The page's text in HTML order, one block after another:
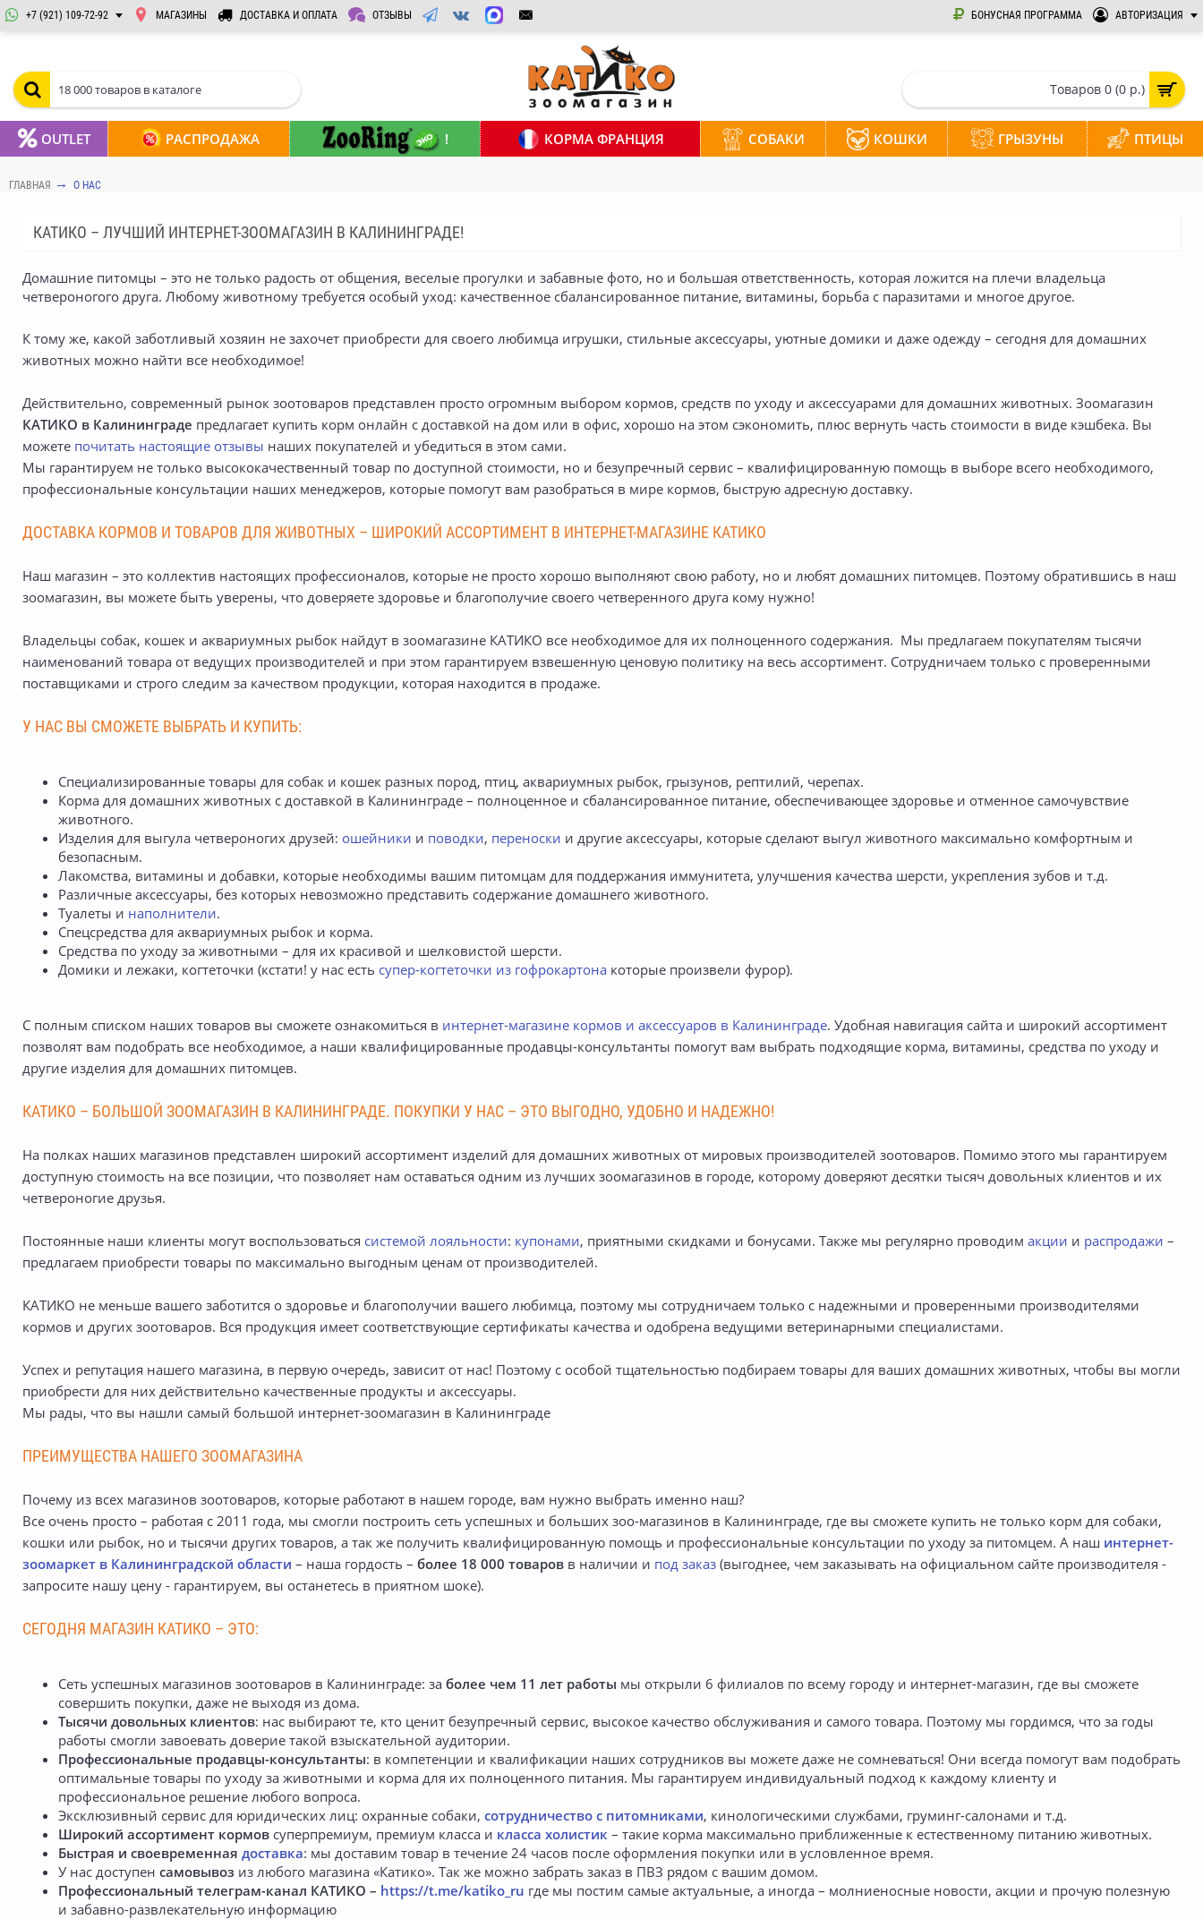
+7 (921) 109-72-92 МАГАЗИНЫ ДОСТАВКА И ОПЛАТА ОТЗЫВЫ БОНУСНАЯ ПРОГРАММА АВТОРИЗАЦИЯ
Товаров 0 (0 р.)
OUTLET РАСПРОДАЖА ! КОРМА ФРАНЦИЯ СОБАКИ КОШКИ ГРЫЗУНЫ ПТИЦЫ
ГЛАВНАЯ О НАС
КАТИКО – ЛУЧШИЙ ИНТЕРНЕТ-ЗООМАГАЗИН В КАЛИНИНГРАДЕ!
Домашние питомцы – это не только радость от общения, веселые прогулки и забавные фото, но и большая ответственность, которая ложится на плечи владельца
четвероногого друга. Любому животному требуется особый уход: качественное сбалансированное питание, витамины, борьба с паразитами и многое другое.
К тому же, какой заботливый хозяин не захочет приобрести для своего любимца игрушки, стильные аксессуары, уютные домики и даже одежду – сегодня для домашних
животных можно найти все необходимое!
Действительно, современный рынок зоотоваров представлен просто огромным выбором кормов, средств по уходу и аксессуарами для домашних животных. Зоомагазин
КАТИКО в Калининграде предлагает купить корм онлайн с доставкой на дом или в офис, хорошо на этом сэкономить, плюс вернуть часть стоимости в виде кэшбека. Вы
можете почитать настоящие отзывы наших покупателей и убедиться в этом сами.
Мы гарантируем не только высококачественный товар по доступной стоимости, но и безупречный сервис – квалифицированную помощь в выборе всего необходимого,
профессиональные консультации наших менеджеров, которые помогут вам разобраться в мире кормов, быструю адресную доставку.
ДОСТАВКА КОРМОВ И ТОВАРОВ ДЛЯ ЖИВОТНЫХ – ШИРОКИЙ АССОРТИМЕНТ В ИНТЕРНЕТ-МАГАЗИНЕ КАТИКО
Наш магазин – это коллектив настоящих профессионалов, которые не просто хорошо выполняют свою работу, но и любят домашних питомцев. Поэтому обратившись в наш
зоомагазин, вы можете быть уверены, что доверяете здоровье и благополучие своего четверенного друга кому нужно!
Владельцы собак, кошек и аквариумных рыбок найдут в зоомагазине КАТИКО все необходимое для их полноценного содержания. Мы предлагаем покупателям тысячи
наименований товара от ведущих производителей и при этом гарантируем взвешенную ценовую политику на весь ассортимент. Сотрудничаем только с проверенными
поставщиками и строго следим за качеством продукции, которая находится в продаже.
У НАС ВЫ СМОЖЕТЕ ВЫБРАТЬ И КУПИТЬ:
Специализированные товары для собак и кошек разных пород, птиц, аквариумных рыбок, грызунов, рептилий, черепах.
Корма для домашних животных с доставкой в Калининграде – полноценное и сбалансированное питание, обеспечивающее здоровье и отменное самочувствие
животного.
Изделия для выгула четвероногих друзей: ошейники и поводки, переноски и другие аксессуары, которые сделают выгул животного максимально комфортным и
безопасным.
Лакомства, витамины и добавки, которые необходимы вашим питомцам для поддержания иммунитета, улучшения качества шерсти, укрепления зубов и т.д.
Различные аксессуары, без которых невозможно представить содержание домашнего животного.
Туалеты и наполнители.
Спецсредства для аквариумных рыбок и корма.
Средства по уходу за животными – для их красивой и шелковистой шерсти.
Домики и лежаки, когтеточки (кстати! у нас есть супер-когтеточки из гофрокартона которые произвели фурор).
С полным списком наших товаров вы сможете ознакомиться в интернет-магазине кормов и аксессуаров в Калининграде. Удобная навигация сайта и широкий ассортимент
позволят вам подобрать все необходимое, а наши квалифицированные продавцы-консультанты помогут вам выбрать подходящие корма, витамины, средства по уходу и
другие изделия для домашних питомцев.
КАТИКО – БОЛЬШОЙ ЗООМАГАЗИН В КАЛИНИНГРАДЕ. ПОКУПКИ У НАС – ЭТО ВЫГОДНО, УДОБНО И НАДЕЖНО!
На полках наших магазинов представлен широкий ассортимент изделий для домашних животных от мировых производителей зоотоваров. Помимо этого мы гарантируем
доступную стоимость на все позиции, что позволяет нам оставаться одним из лучших зоомагазинов в городе, которому доверяют десятки тысяч довольных клиентов и их
четвероногие друзья.
Постоянные наши клиенты могут воспользоваться системой лояльности: купонами, приятными скидками и бонусами. Также мы регулярно проводим акции и распродажи –
предлагаем приобрести товары по максимально выгодным ценам от производителей.
КАТИКО не меньше вашего заботится о здоровье и благополучии вашего любимца, поэтому мы сотрудничаем только с надежными и проверенными производителями
кормов и других зоотоваров. Вся продукция имеет соответствующие сертификаты качества и одобрена ведущими ветеринарными специалистами.
Успех и репутация нашего магазина, в первую очередь, зависит от нас! Поэтому с особой тщательностью подбираем товары для ваших домашних животных, чтобы вы могли
приобрести для них действительно качественные продукты и аксессуары.
Мы рады, что вы нашли самый большой интернет-зоомагазин в Калининграде
ПРЕИМУЩЕСТВА НАШЕГО ЗООМАГАЗИНА
Почему из всех магазинов зоотоваров, которые работают в нашем городе, вам нужно выбрать именно наш?
Все очень просто – работая с 2011 года, мы смогли построить сеть успешных и больших зоо-магазинов в Калининграде, где вы сможете купить не только корм для собаки,
кошки или рыбок, но и тысячи других товаров, а так же получить квалифицированную помощь и профессиональные консультации по уходу за питомцем. А наш интернет-
зоомаркет в Калининградской области – наша гордость – более 18 000 товаров в наличии и под заказ (выгоднее, чем заказывать на официальном сайте производителя -
запросите нашу цену - гарантируем, вы останетесь в приятном шоке).
СЕГОДНЯ МАГАЗИН КАТИКО – ЭТО:
Сеть успешных магазинов зоотоваров в Калининграде: за более чем 11 лет работы мы открыли 6 филиалов по всему городу и интернет-магазин, где вы сможете
совершить покупки, даже не выходя из дома.
Тысячи довольных клиентов: нас выбирают те, кто ценит безупречный сервис, высокое качество обслуживания и самого товара. Поэтому мы гордимся, что за годы
работы смогли завоевать доверие такой взыскательной аудитории.
Профессиональные продавцы-консультанты: в компетенции и квалификации наших сотрудников вы можете даже не сомневаться! Они всегда помогут вам подобрать
оптимальные товары по уходу за животными и корма для их полноценного питания. Мы гарантируем индивидуальный подход к каждому клиенту и
профессиональное решение любого вопроса.
Эксклюзивный сервис для юридических лиц: охранные собаки, сотрудничество с питомниками, кинологическими службами, груминг-салонами и т.д.
Широкий ассортимент кормов суперпремиум, премиум класса и класса холистик – такие корма максимально приближенные к естественному питанию животных.
Быстрая и своевременная доставка: мы доставим товар в течение 24 часов после оформления покупки или в условленное время.
У нас доступен самовывоз из любого магазина «Катико». Так же можно забрать заказ в ПВЗ рядом с вашим домом.
Профессиональный телеграм-канал КАТИКО – https://t.me/katiko_ru где мы постим самые актуальные, а иногда – молниеносные новости, акции и прочую полезную
и забавно-развлекательную информацию